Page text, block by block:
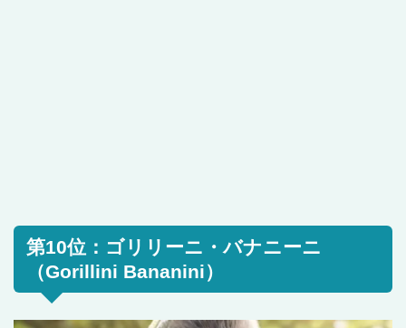
第10位：ゴリリーニ・バナニーニ
（Gorillini Bananini）